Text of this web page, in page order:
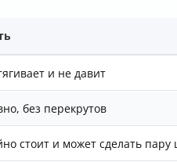
и не давит
без перекрутов
стоит и может сделать пару